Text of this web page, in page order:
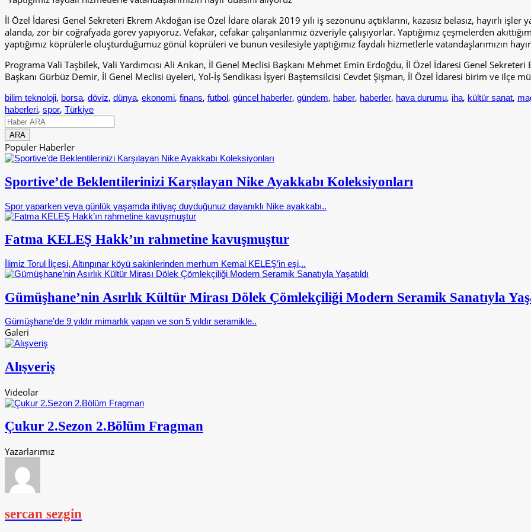
İl Özel İdaresi Genel Sekreteri Ekrem Akdoğan ise Özel İdare olarak 2019 yılı iş sezonunu açtıklarını, kazasız belasız, hayırlı
alanda, zor bir coğrafyada görev yapıyoruz. Vefakar, cefakar çalışanlarımız özveriyle çalışıyorlar. Yaptığımız çeşmelerden
yaptığımız köprülerle oluşturduğumuz gönül köprüleri ve bunun vesilesiyle yaptığımız faydalı hizmetlerle vatandaşlarımızın
Programa Vali Taşbilek, Vali Yardımcısı Ali Arıkan, İl Genel Meclisi Başkanı Mehmet Emin Erdoğdu, İl Özel İdaresi Genel
Başkanı Gürbüz Demir, İl Genel Meclisi üyeleri, Yol-İş Sendikası İşyeri Baştemsilcisi Cevdet Şişman, İl Özel İdaresi birim ve ilçe
bilim teknoloji, borsa, döviz, dünya, ekonomi, finans, futbol, güncel haberler, gündem, haber, haberler, hava durumu, iha, kültür sanat,
haberleri, spor, Türkiye
Popüler Haberler
Sportive’de Beklentilerinizi Karşılayan Nike Ayakkabı Koleksiyonları
Spor yaparken veya günlük yaşamda ihtiyaç duyduğunuz dayanıklı Nike ayakkabı..
Fatma KELEŞ Hakk’ın rahmetine kavuşmuştur
İlimiz Torul İlçesi, Altınpınar köyü sakinlerinden merhum Kemal KELEŞ’in eşi,..
Gümüşhane’nin Asırlık Kültür Mirası Dölek Çömlekçiliği Modern Seramik Sanatıyla
Gümüşhane’de 9 yıldır mimarlık yapan ve son 5 yıldır seramikle..
Galeri
Alışveriş
Videolar
Çukur 2.Sezon 2.Bölüm Fragman
Yazarlarımız
sercan sezgin